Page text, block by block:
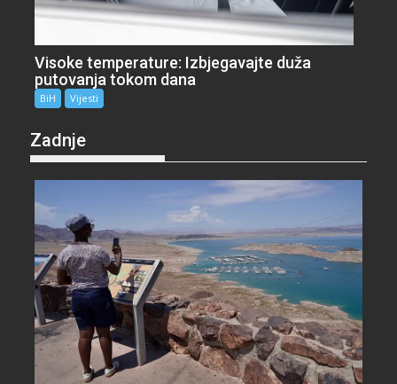
Visoke temperature: Izbjegavajte duža
putovanja tokom dana
BiH Vijesti
Zadnje